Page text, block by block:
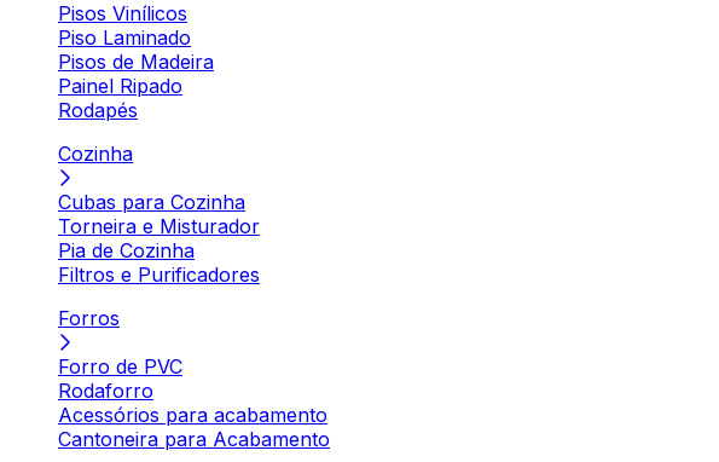
Pisos Vinílicos
Piso Laminado
Pisos de Madeira
Painel Ripado
Rodapés
Cozinha
Cubas para Cozinha
Torneira e Misturador
Pia de Cozinha
Filtros e Purificadores
Forros
Forro de PVC
Rodaforro
Acessórios para acabamento
Cantoneira para Acabamento